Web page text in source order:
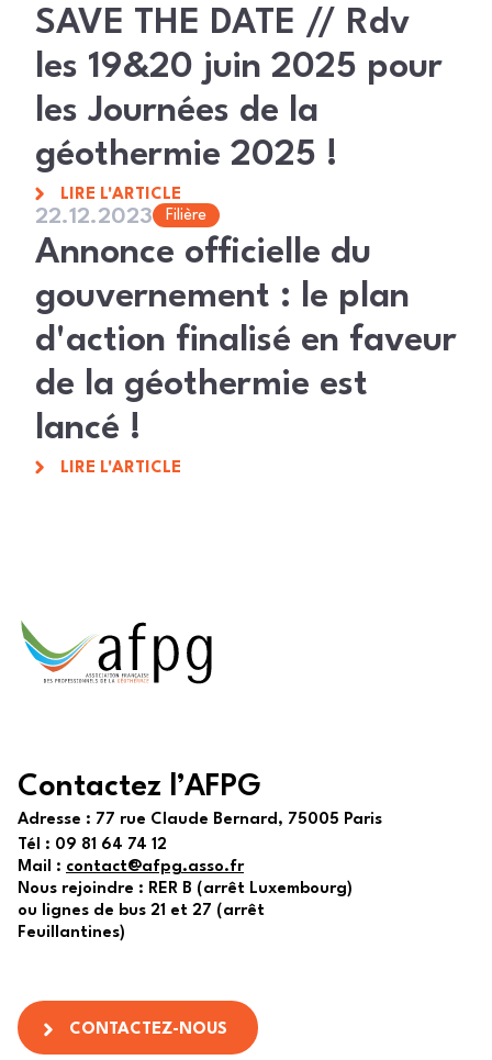
SAVE THE DATE // Rdv
les 19&20 juin 2025 pour
les Journées de la
géothermie 2025 !
LIRE L'ARTICLE
22.12.2023 Filière
Annonce officielle du
gouvernement : le plan
d'action finalisé en faveur
de la géothermie est
lancé !
LIRE L'ARTICLE
Contactez l’AFPG
Adresse : 77 rue Claude Bernard, 75005 Paris
Tél : 09 81 64 74 12
Mail : contact@afpg.asso.fr
Nous rejoindre : RER B (arrêt Luxembourg)
ou lignes de bus 21 et 27 (arrêt
Feuillantines)
CONTACTEZ-NOUS